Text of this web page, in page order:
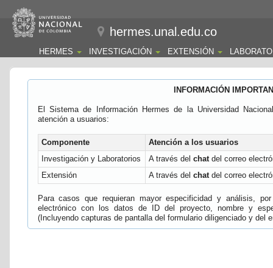
hermes.unal.edu.co
HERMES INVESTIGACIÓN EXTENSIÓN
INFORMACIÓN
El Sistema de Información Hermes de la Universidad
atención a usuarios:
Componente
Atención a los usuarios
Investigación y Laboratorios
A través del chatdel correo
Extensión
A través del chatdel correo
Para casos que requieran mayor especificidad y análisis,
electrónico con los datos de ID del proyecto, nombre y
(Incluyendo capturas de pantalla del formulario diligenciado y del